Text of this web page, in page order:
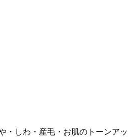
・しわ・産毛・お肌のトーンアッ